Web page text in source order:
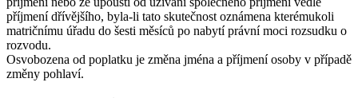
příjmení dřívějšího, byla-li tato skutečnost oznámena kterémukoli
matričnímu úřadu do šesti měsíců po nabytí právní moci rozsudku o
rozvodu.
Osvobozena od poplatku je změna jména a příjmení osoby v případě
změny pohlaví.